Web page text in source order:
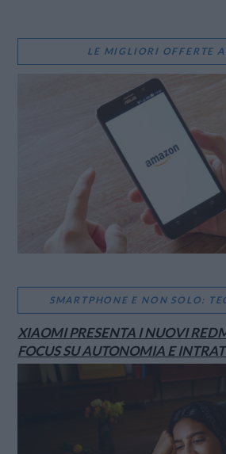
LE MIGLIORI OFFERTE
SMARTPHONE E NON SOLO:
XIAOMI PRESENTA I NUOVI
FOCUS SU AUTONOMIA E